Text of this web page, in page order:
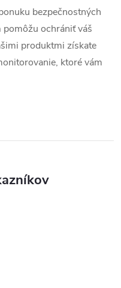
bezpečnostných
ochrániť váš
produktmi získate
ktoré vám